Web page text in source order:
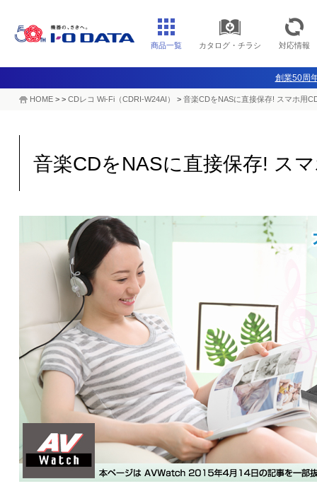
商品一覧 カタログ・チラシ 対応情報
創業50周
HOME > > CDレコ Wi-Fi（CDRI-W24AI） > 音楽CDをNASに直接保存! スマホ用
音楽CDをNASに直接保存! ス